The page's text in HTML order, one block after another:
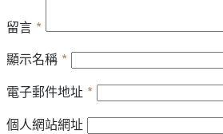
留言 *
顯示名稱 *
電子郵件地址 *
個人網站網址